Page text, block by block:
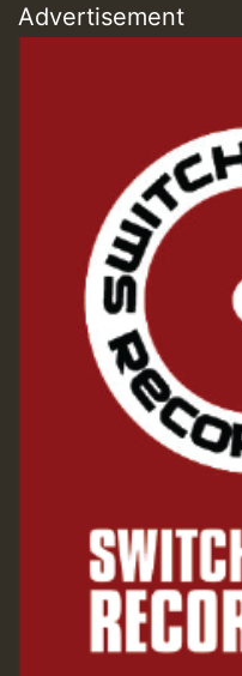
Advertisement